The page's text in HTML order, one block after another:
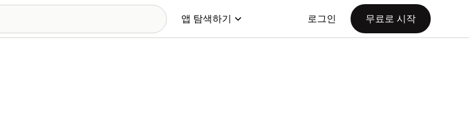
앱 탐색하기 로그인 무료로 시작